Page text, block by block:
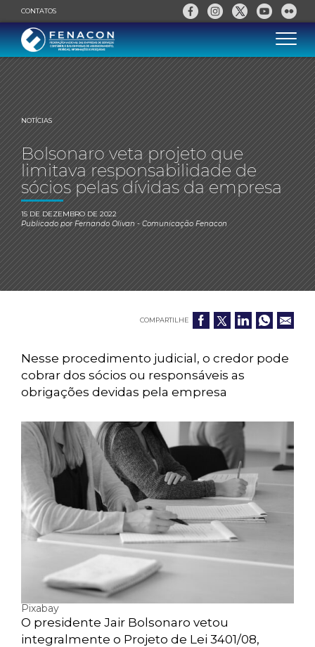
CONTATOS
NOTÍCIAS
Bolsonaro veta projeto que
limitava responsabilidade de
sócios pelas dívidas da empresa
15 DE DEZEMBRO DE 2022
Publicado porFernando Olivan- Comunicação Fenacon
COMPARTILHE
Nesse procedimento judicial, o credor pode
cobrar dos sócios ou responsáveis as
obrigações devidas pela empresa
Pixabay
O presidente Jair Bolsonaro vetou
integralmente o Projeto de Lei 3401/08,